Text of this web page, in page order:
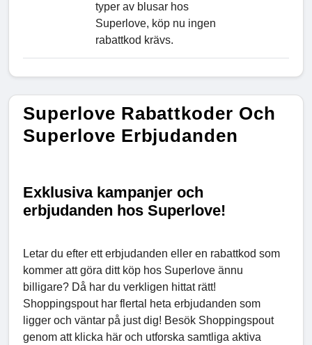
typer av blusar hos
Superlove, köp nu ingen
rabattkod krävs.
Superlove Rabattkoder Och
Superlove Erbjudanden
Exklusiva kampanjer och
erbjudanden hos Superlove!
Letar du efter ett erbjudanden eller en rabattkod som
kommer att göra ditt köp hos Superlove ännu
billigare? Då har du verkligen hittat rätt!
Shoppingspout har flertal heta erbjudanden som
ligger och väntar på just dig! Besök Shoppingspout
genom att klicka här och utforska samtliga aktiva